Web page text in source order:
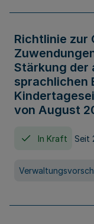
Richtlinie zur
Stärkung
sprachlichen
von August
In Kraft Seit